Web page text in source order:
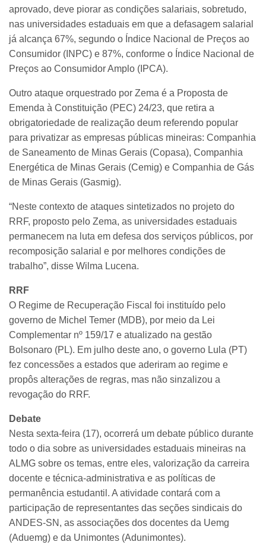
aprovado, deve piorar as condições salariais, sobretudo,
nas universidades estaduais em que a defasagem salarial
já alcança 67%, segundo o Índice Nacional de Preços ao
Consumidor (INPC) e 87%, conforme o Índice Nacional de
Preços ao Consumidor Amplo (IPCA).
Outro ataque orquestrado por Zema é a Proposta de
Emenda à Constituição (PEC) 24/23, que retira a
obrigatoriedade de realização deum referendo popular
para privatizar as empresas públicas mineiras: Companhia
de Saneamento de Minas Gerais (Copasa), Companhia
Energética de Minas Gerais (Cemig) e Companhia de Gás
de Minas Gerais (Gasmig).
“Neste contexto de ataques sintetizados no projeto do
RRF, proposto pelo Zema, as universidades estaduais
permanecem na luta em defesa dos serviços públicos, por
recomposição salarial e por melhores condições de
trabalho”, disse Wilma Lucena.
RRF
O Regime de Recuperação Fiscal foi instituído pelo
governo de Michel Temer (MDB), por meio da Lei
Complementar nº 159/17 e atualizado na gestão
Bolsonaro (PL). Em julho deste ano, o governo Lula (PT)
fez concessões a estados que aderiram ao regime e
propôs alterações de regras, mas não sinzalizou a
revogação do RRF.
Debate
Nesta sexta-feira (17), ocorrerá um debate público durante
todo o dia sobre as universidades estaduais mineiras na
ALMG sobre os temas, entre eles, valorização da carreira
docente e técnica-administrativa e as políticas de
permanência estudantil. A atividade contará com a
participação de representantes das seções sindicais do
ANDES-SN, as associações dos docentes da Uemg
(Aduemg) e da Unimontes (Adunimontes).